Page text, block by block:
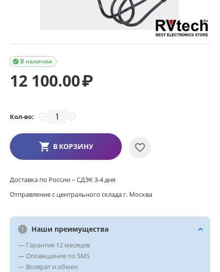
В наличии

12 100.00₽
Кол-во: +
−
В КОРЗИНУ
Доставка по России – СДЭК 3-4 дня
Отправление с центрального склада г. Москва
Наши преимущества
— Гарантия 12 месяцев
— Оповещение по SMS
— Возврат и обмен